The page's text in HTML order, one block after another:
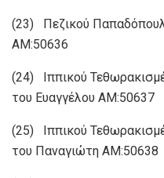
(23) Πεζικού
ΑΜ:50636
(24) Ιππικού
του Ευαγγέλου ΑΜ:50637
(25) Ιππικού
του Παναγιώτη ΑΜ:50638